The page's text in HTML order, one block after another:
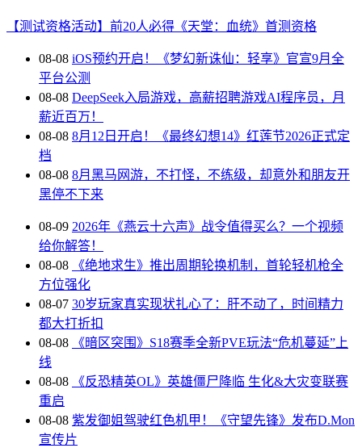
【测试资格活动】前20人必得《天堂：血统》首测资格
08-08 iOS预约开启！《梦幻新诛仙：轻享》官宣9月全
平台公测
08-08 DeepSeek入局游戏，高薪招聘游戏AI程序员，月
薪近百万！
08-08 8月12日开启！《最终幻想14》红莲节2026正式定
档
08-08 8月黑马网游，不打怪，不练级，却意外和朋友开
黑停不下来
08-09 2026年《燕云十六声》战令值得买么？一个视频
给你解答！
08-08
《绝地求生》推出周期轮换机制，首轮轻机枪全
方位强化
08-07 30岁玩家真实现状扎心了：肝不动了，时间精力
都大打折扣
08-08
《暗区突围》S18赛季全新PVE玩法“危机蔓延”上
线
08-08
《反恐精英OL》英雄僵尸降临 生化&大灾变联赛
重启
08-08 紫发御姐驾驶红色机甲！《守望先锋》发布D.Mon
宣传片